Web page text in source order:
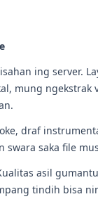
ing server.
mung ngekstrak
draf
swara saka file
asil
tindih bisa